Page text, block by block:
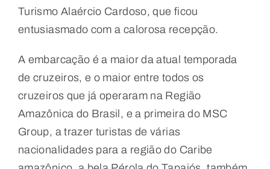
Turismo Alaércio Cardoso, que ficou
entusiasmado com a calorosa recepção.
A embarcação é a maior da atual temporada
de cruzeiros, e o maior entre todos os
cruzeiros que já operaram na Região
Amazônica do Brasil, e a primeira do MSC
Group, a trazer turistas de várias
nacionalidades para a região do Caribe